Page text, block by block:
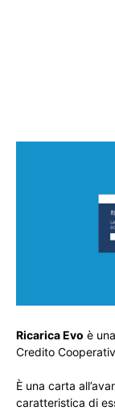
Ricarica Evo è
Credito
È una carta
caratteristica di